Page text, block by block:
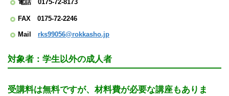
電話 0175-72-8173
FAX 0175-72-2246
Mail rks99056@rokkasho.jp
対象者：学生以外の成人者
受講料は無料ですが、材料費が必要な講座もありま